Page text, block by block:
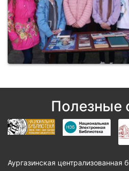
Полезные
Аургазинская централизованная